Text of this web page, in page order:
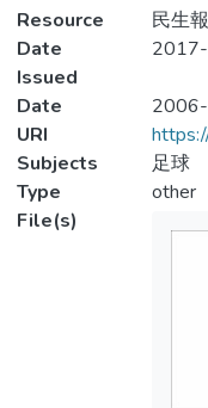
Resource
民生
Date
Issued
Date
URI
Subjects
足球
Type
other
File(s)